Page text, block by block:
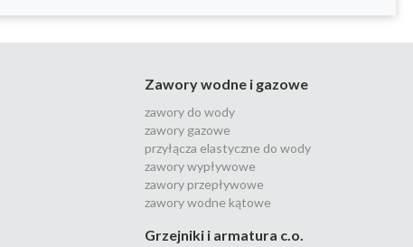
Zawory wodne i gazowe
zawory do wody
zawory gazowe
przyłącza elastyczne do wody
zawory wypływowe
zawory przepływowe
zawory wodne kątowe
Grzejniki i armatura c.o.